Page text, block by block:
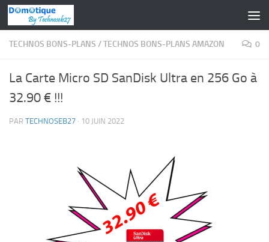
Skip to content
TECHNOS BONS-PLANS /TECHNOS BONS-PLANS AMAZON 0
La Carte Micro SD SanDisk Ultra en 256 Go à
32.90 € !!!
PAR TECHNOSEB27 · 10 JUIN 2022